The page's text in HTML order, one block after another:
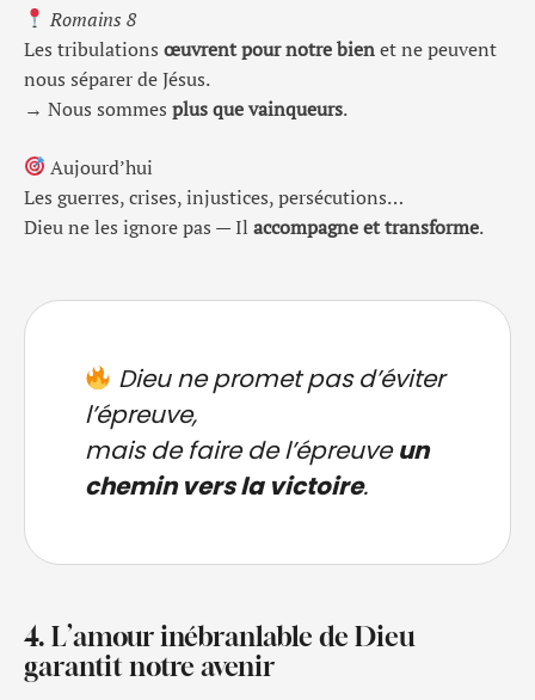
Romains 8
Les tribulations œuvrent pour notre bienet ne peuvent
nous séparer de Jésus.
→ Nous sommes plus que vainqueurs.
Aujourd’hui
Les guerres, crises, injustices, persécutions…
Dieu ne les ignore pas — Il accompagne et transforme.
Dieu ne promet pas d’éviter
l’épreuve,
mais de faire de l’épreuveun
chemin vers la victoire.
4. L’amour inébranlable de Dieu
garantit notre avenir